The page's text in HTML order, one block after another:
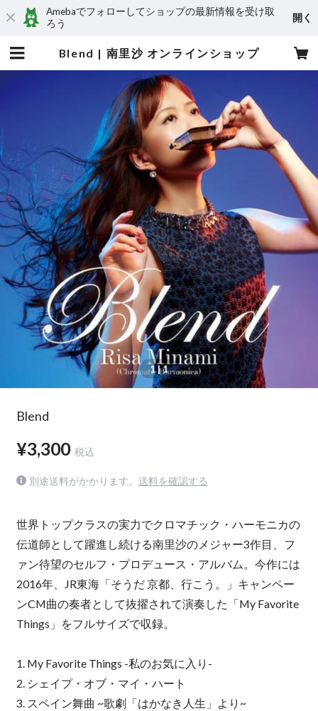
Amebaでフォローしてショップの最新情報を受け取
ろう
開く
Blend | 南里沙 オンラインショップ
1| 1
Blend
¥3,300 税込
別途送料がかかります。 送料を確認する
世界トップクラスの実力でクロマチック・ハーモニカの
伝道師として躍進し続ける南里沙のメジャー3作目、フ
ァン待望のセルフ・プロデュース・アルバム。今作には
2016年、JR東海「そうだ 京都、行こう。」キャンペー
ンCM曲の奏者として抜擢されて演奏した「My Favorite
Things」をフルサイズで収録。
1. My Favorite Things -私のお気に入り-
2. シェイプ・オブ・マイ・ハート
3. スペイン舞曲 ~歌劇「はかなき人生」より~